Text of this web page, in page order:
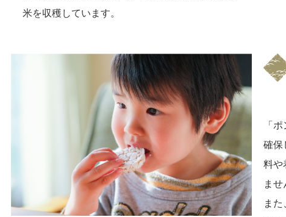
米を収穫しています。
「
確保
料や
ませ
ま